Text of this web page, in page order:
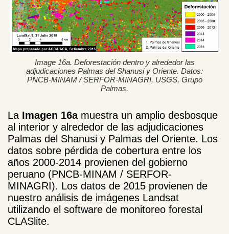
Image 16a. Deforestación dentro y alrededor las
adjudicaciones Palmas del Shanusi y Oriente. Datos:
PNCB-MINAM / SERFOR-MINAGRI, USGS, Grupo
Palmas.
LaImagen 16amuestra un amplio desbosque
al interior y alrededor de las adjudicaciones
Palmas del Shanusi y Palmas del Oriente. Los
datos sobre pérdida de cobertura entre los
años 2000-2014 provienen del gobierno
peruano (PNCB-MINAM / SERFOR-
MINAGRI). Los datos de 2015 provienen de
nuestro análisis de imágenes Landsat
utilizando el software de monitoreo forestal
CLASlite.